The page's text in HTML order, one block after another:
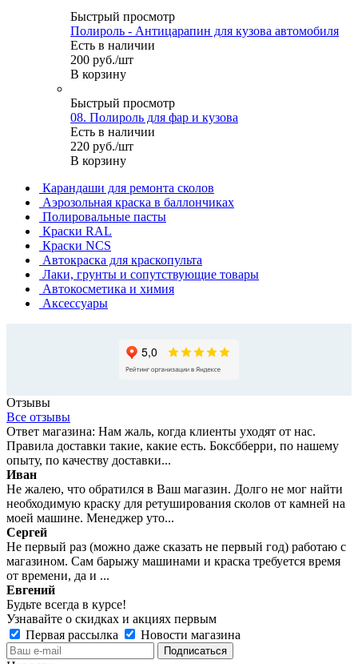
Быстрый просмотр
Полироль - Антицарапин для кузова автомобиля
Есть в наличии
200 руб./шт
В корзину
Быстрый просмотр
08. Полироль для фар и кузова
Есть в наличии
220 руб./шт
В корзину
Карандаши для ремонта сколов
Аэрозольная краска в баллончиках
Полировальные пасты
Краски RAL
Краски NCS
Автокраска для краскопульта
Лаки, грунты и сопутствующие товары
Автокосметика и химия
Аксессуары
Отзывы
Все отзывы
Ответ магазина: Нам жаль, когда клиенты уходят от нас.
Правила доставки такие, какие есть. Боксбберри, по нашему
опыту, по качеству доставки...
Иван
Не жалею, что обратился в Ваш магазин. Долго не мог найти
необходимую краску для ретуширования сколов от камней на
моей машине. Менеджер уто...
Сергей
Не первый раз (можно даже сказать не первый год) работаю с
магазином. Сам барыжу машинами и краска требуется время
от времени, да и ...
Евгений
Будьте всегда в курсе!
Узнавайте о скидках и акциях первым
Первая рассылка
Новости магазина